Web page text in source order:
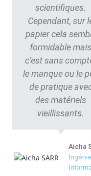
scientifiques.
Cependant, sur
papier cela
formidable mais
c’est sans
le manque ou le
de pratique
des matériels
vieillissants.
Aicha